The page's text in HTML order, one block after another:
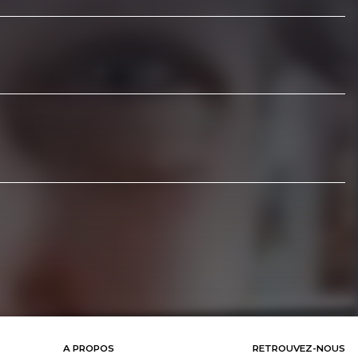
A PROPOS RETROUVEZ-NOUS